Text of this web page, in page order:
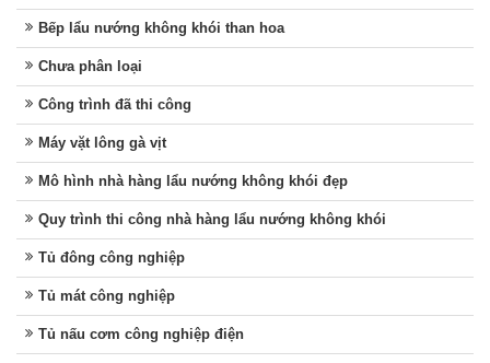
Bếp lẩu nướng không khói than hoa
Chưa phân loại
Công trình đã thi công
Máy vặt lông gà vịt
Mô hình nhà hàng lẩu nướng không khói đẹp
Quy trình thi công nhà hàng lẩu nướng không khói
Tủ đông công nghiệp
Tủ mát công nghiệp
Tủ nấu cơm công nghiệp điện